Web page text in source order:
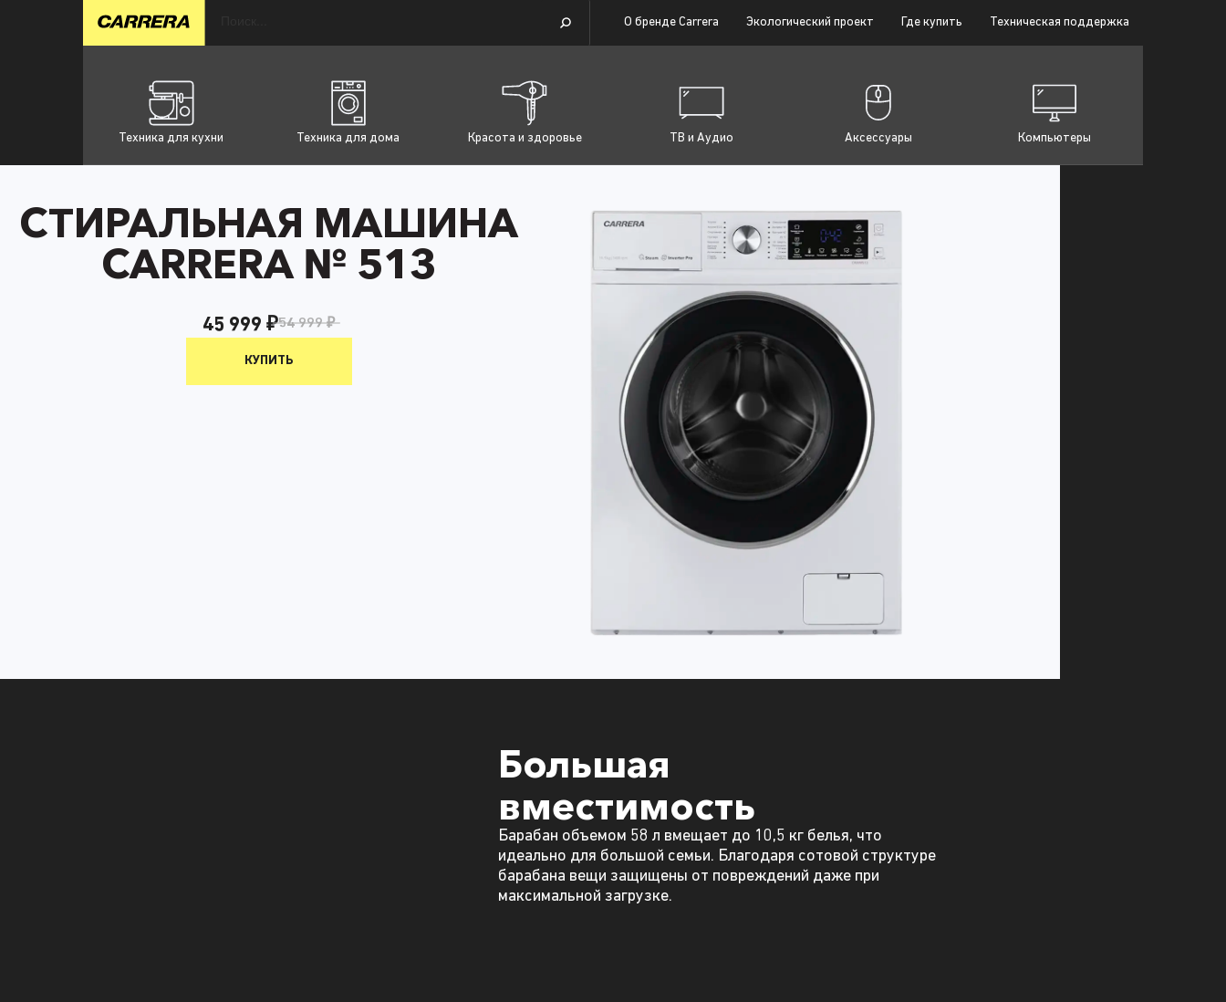
О бренде Carrera Экологический проект Где купить Техническая поддержка
Техника для кухни Техника для дома Красота и здоровье ТВ и Аудио Аксессуары Компьютеры
СТИРАЛЬНАЯ МАШИНА
CARRERA № 513
45 999 ₽54 999 ₽
КУПИТЬ
Большая
вместимость
Барабан объемом 58 л вмещает до 10,5 кг белья, что
идеально для большой семьи. Благодаря сотовой структуре
барабана вещи защищены от повреждений даже при
максимальной загрузке.